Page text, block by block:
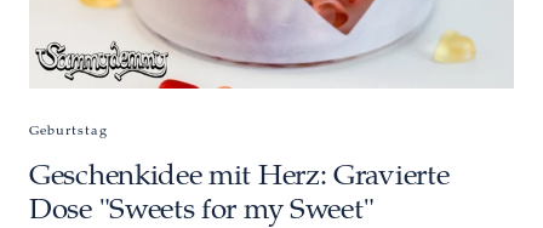
Geburtstag
Geschenkidee mit Herz: Gravierte
Dose "Sweets for my Sweet"